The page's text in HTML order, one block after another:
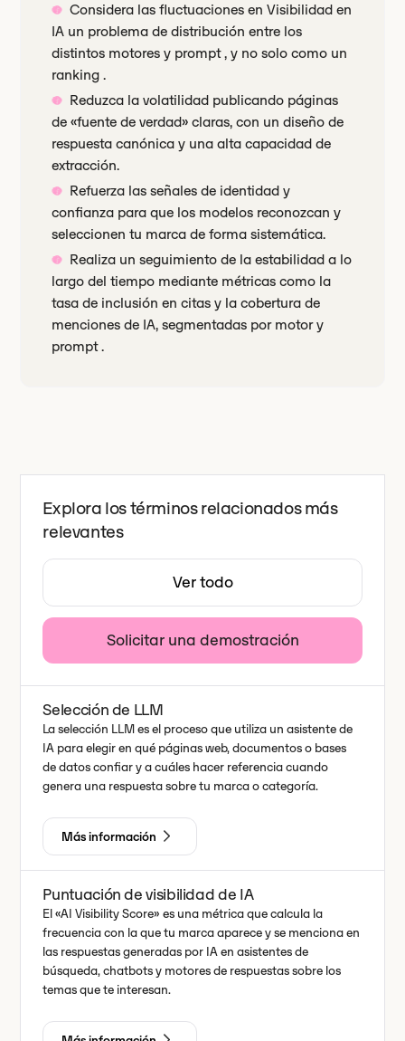
Considera las fluctuaciones en Visibilidad en
IA un problema de distribución entre los
distintos motores y prompt , y no solo como un
ranking .
Reduzca la volatilidad publicando páginas
de «fuente de verdad» claras, con un diseño de
respuesta canónica y una alta capacidad de
extracción.
Refuerza las señales de identidad y
confianza para que los modelos reconozcan y
seleccionen tu marca de forma sistemática.
Realiza un seguimiento de la estabilidad a lo
largo del tiempo mediante métricas como la
tasa de inclusión en citas y la cobertura de
menciones de IA, segmentadas por motor y
prompt .
Explora los términos relacionados más
relevantes
Ver todo
Solicitar una demostración
Selección de LLM
La selección LLM es el proceso que utiliza un asistente de
IA para elegir en qué páginas web, documentos o bases
de datos confiar y a cuáles hacer referencia cuando
genera una respuesta sobre tu marca o categoría.
Más información
Puntuación de visibilidad de IA
El «AI Visibility Score» es una métrica que calcula la
frecuencia con la que tu marca aparece y se menciona en
las respuestas generadas por IA en asistentes de
búsqueda, chatbots y motores de respuestas sobre los
temas que te interesan.